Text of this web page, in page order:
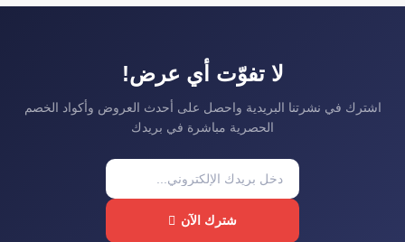
لا تفوّت أي عرض!
اشترك في نشرتنا البريدية واحصل على أحدث العروض وأكواد الخصم
الحصرية مباشرة في بريدك
شترك الآن